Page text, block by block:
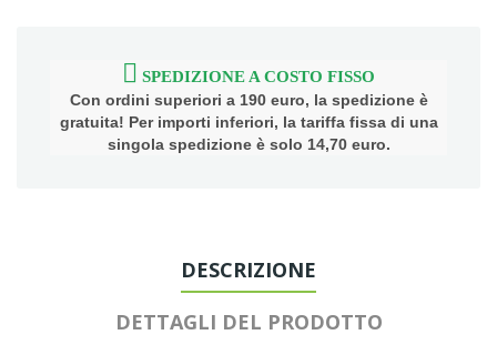
SPEDIZIONE A COSTO FISSO
Con ordini superiori a 190 euro, la spedizione è
gratuita! Per importi inferiori, la tariffa fissa di una
singola spedizione è solo 14,70 euro.
DESCRIZIONE
DETTAGLI DEL PRODOTTO